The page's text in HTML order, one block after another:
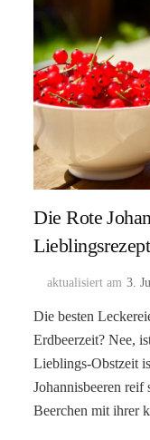
Die Rote
aktualisiert am 3.
Die besten
Erdbeerzeit? Nee,
Lieblings-Obstzeit
Johannisbeeren reif
Beerchen mit ihrer